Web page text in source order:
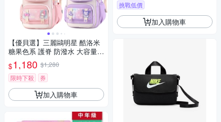
【優貝選】三麗鷗明星 酷洛米
糖果色系 護脊 防潑水 大容量
小學生書包 1-4年級適用
$1,180 $1,280
限時下殺
券
加入購物車
挑戰低價
加入購物車